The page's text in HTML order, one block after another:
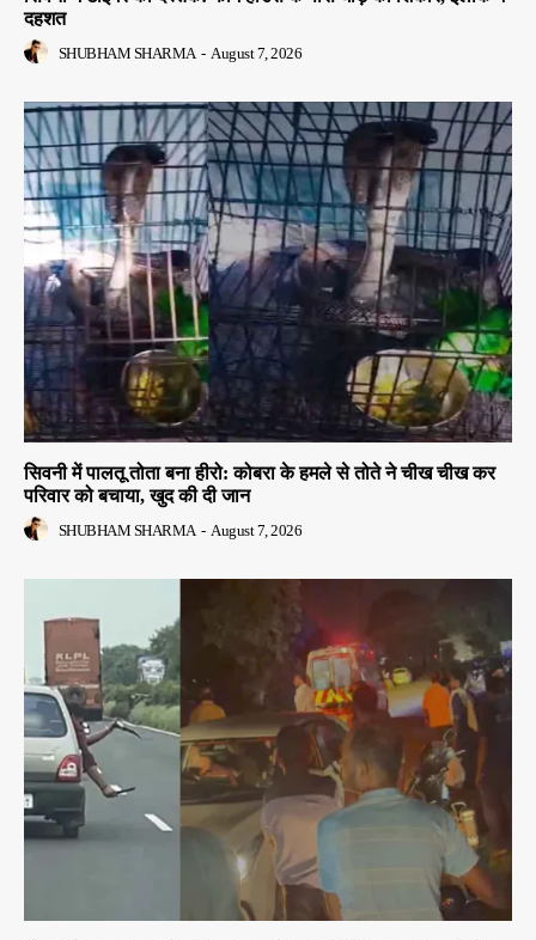
दहशत
SHUBHAM SHARMA - August 7, 2026
सिवनी में पालतू तोता बना हीरो: कोबरा के हमले से तोते ने चीख चीख कर
परिवार को बचाया, खुद की दी जान
SHUBHAM SHARMA - August 7, 2026